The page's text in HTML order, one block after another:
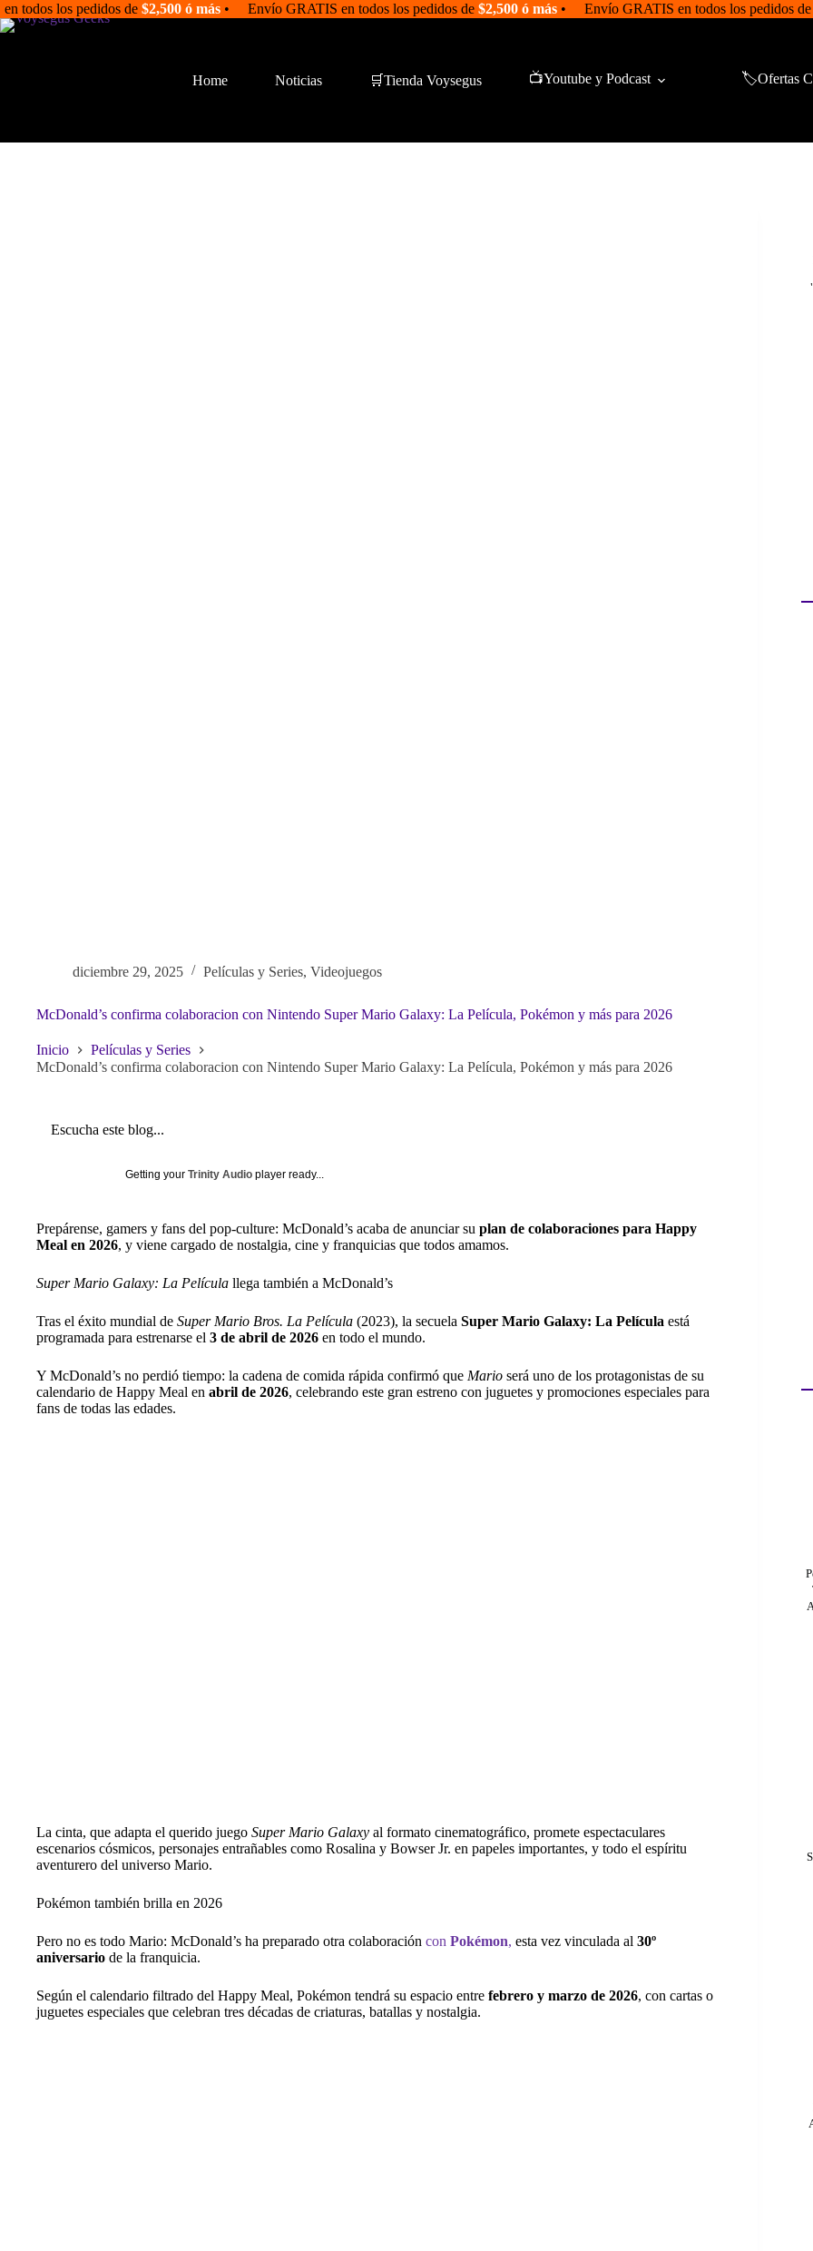
Saltar
al
todos los pedidos de $2,500 ó más • Envío GRATIS en todos los pedidos de $2,500 ó más • Envío GRATIS en todos los pedidos de
Home Noticias 🛒Tienda Voysegus 📺Youtube y Podcast 🏷️Ofertas
diciembre 29, 2025 Películas y Series, Videojuegos
McDonald’s confirma colaboracion con Nintendo Super Mario Galaxy: La Película, Pokémon y más para 2026
Inicio
Películas y Series
McDonald’s confirma colaboracion con Nintendo Super Mario Galaxy: La Película, Pokémon y más para 2026
Escucha este blog...
Getting your Trinity Audio player ready...
Prepárense, gamers y fans del pop-culture: McDonald’s acaba de anunciar su plan de colaboraciones para Happy
Meal en 2026, y viene cargado de nostalgia, cine y franquicias que todos amamos.
Super Mario Galaxy: La Película llega también a McDonald’s
Tras el éxito mundial de Super Mario Bros. La Película (2023), la secuela Super Mario Galaxy: La Película está
programada para estrenarse el 3 de abril de 2026 en todo el mundo.
Y McDonald’s no perdió tiempo: la cadena de comida rápida confirmó que Mario será uno de los protagonistas de su
calendario de Happy Meal en abril de 2026, celebrando este gran estreno con juguetes y promociones especiales para
fans de todas las edades.
La cinta, que adapta el querido juego Super Mario Galaxy al formato cinematográfico, promete espectaculares
escenarios cósmicos, personajes entrañables como Rosalina y Bowser Jr. en papeles importantes, y todo el espíritu
aventurero del universo Mario.
Pokémon también brilla en 2026
Pero no es todo Mario: McDonald’s ha preparado otra colaboración con Pokémon, esta vez vinculada al 30º
aniversario de la franquicia.
Según el calendario filtrado del Happy Meal, Pokémon tendrá su espacio entre febrero y marzo de 2026, con cartas o
juguetes especiales que celebran tres décadas de criaturas, batallas y nostalgia.